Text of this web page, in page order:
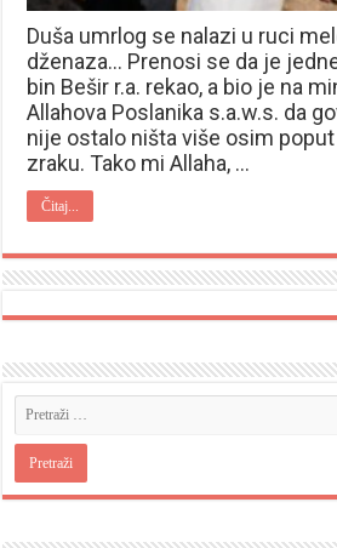
Duša umrlog se nalazi u ruci
dženaza… Prenosi se da je
bin Bešir r.a. rekao, a bio je na
Allahova Poslanika s.a.w.s. da
nije ostalo ništa više osim
zraku. Tako mi Allaha, …
Čitaj...